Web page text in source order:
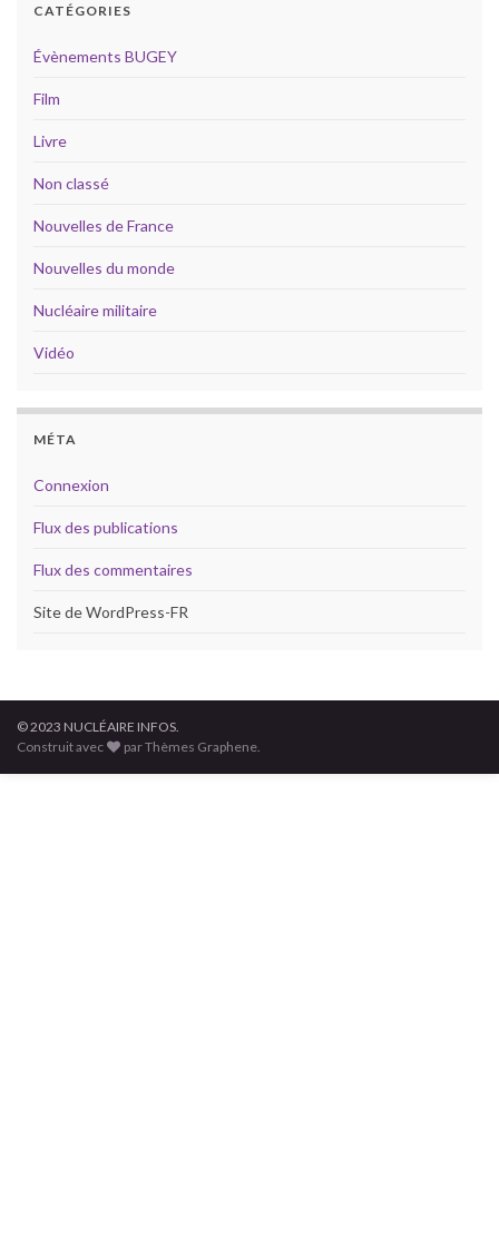
CATÉGORIES
Évènements BUGEY
Film
Livre
Non classé
Nouvelles de France
Nouvelles du monde
Nucléaire militaire
Vidéo
MÉTA
Connexion
Flux des publications
Flux des commentaires
Site de WordPress-FR
© 2023 NUCLÉAIRE INFOS.
Construit avec
par Thèmes Graphene.